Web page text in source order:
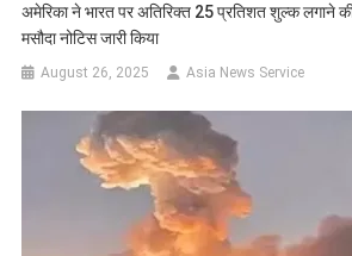
अमेरिका ने भारत पर अतिरिक्त 25 प्रतिशत शुल्क लगाने
मसौदा नोटिस जारी किया
August 26, 2025 Asia News Service